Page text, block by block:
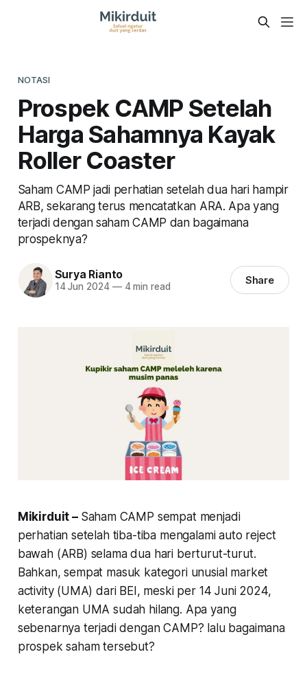
NOTASI
Prospek CAMP Setelah
Harga Sahamnya Kayak
Roller Coaster
Saham CAMP jadi perhatian setelah dua hari hampir
ARB, sekarang terus mencatatkan ARA. Apa yang
terjadi dengan saham CAMP dan bagaimana
prospeknya?
Surya Rianto
14 Jun 2024 —4 min read Share
Mikirduit – Saham CAMP sempat menjadi
perhatian setelah tiba-tiba mengalami auto reject
bawah (ARB) selama dua hari berturut-turut.
Bahkan, sempat masuk kategori unusial market
activity (UMA) dari BEI, meski per 14 Juni 2024,
keterangan UMA sudah hilang. Apa yang
sebenarnya terjadi dengan CAMP? lalu bagaimana
prospek saham tersebut?